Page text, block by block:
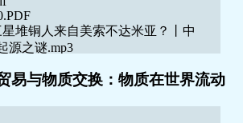
星堆铜人来自美索不达米亚？丨中
源之谜.mp3
易与物质交换：物质在世界流动